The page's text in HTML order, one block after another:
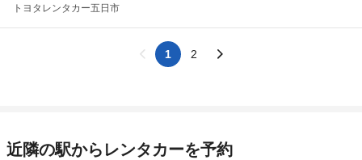
トヨタレンタカー五日市
1 2
近隣の駅からレンタカーを予約